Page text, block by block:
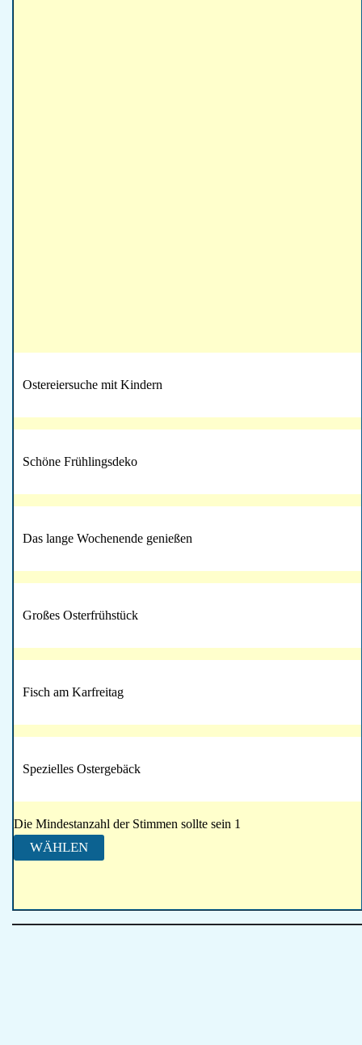
Ostereiersuche mit Kindern
Schöne Frühlingsdeko
Das lange Wochenende genießen
Großes Osterfrühstück
Fisch am Karfreitag
Spezielles Ostergebäck
Die Mindestanzahl der Stimmen sollte sein 1